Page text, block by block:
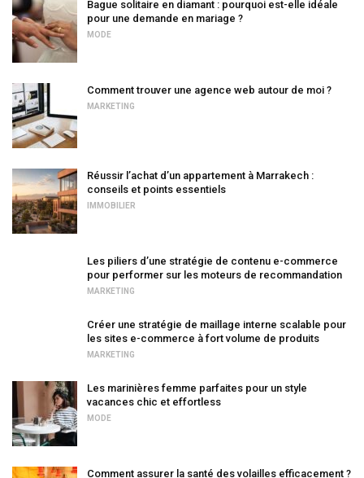
Bague solitaire en diamant : pourquoi est-elle idéale
pour une demande en mariage ?
MODE
Comment trouver une agence web autour de moi ?
MARKETING
Réussir l’achat d’un appartement à Marrakech :
conseils et points essentiels
IMMOBILIER
Les piliers d’une stratégie de contenu e-commerce
pour performer sur les moteurs de recommandation
MARKETING
Créer une stratégie de maillage interne scalable pour
les sites e-commerce à fort volume de produits
MARKETING
Les marinières femme parfaites pour un style
vacances chic et effortless
MODE
Comment assurer la santé des volailles efficacement ?